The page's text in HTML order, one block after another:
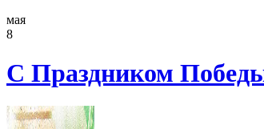
мая
8
С Праздником